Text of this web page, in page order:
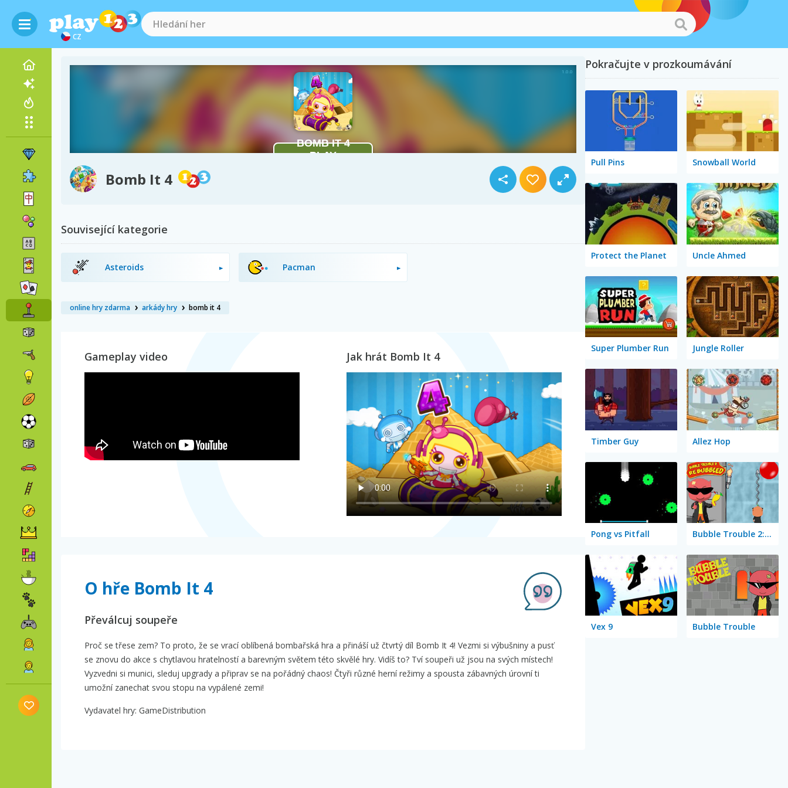
CZ
Bomb It 4
Související kategorie
Asteroids Pacman
online hry zdarma arkády hry bomb it 4
Gameplay video Jak hrát Bomb It 4
O hře Bomb It 4
Převálcuj soupeře
Proč se třese zem? To proto, že se vrací oblíbená bombařská hra a přináší už čtvrtý díl Bomb It 4! Vezmi si výbušniny a pusť
se znovu do akce s chytlavou hratelností a barevným světem této skvělé hry. Vidíš to? Tví soupeři už jsou na svých místech!
Vyzvedni si munici, sleduj upgrady a připrav se na pořádný chaos! Čtyři různé herní režimy a spousta zábavných úrovní ti
umožní zanechat svou stopu na vypálené zemi!
Vydavatel hry: GameDistribution
Pokračujte v prozkoumávání
Pull Pins Snowball World
Protect the Planet Uncle Ahmed
Super Plumber Run Jungle Roller
Timber Guy Allez Hop
Pong vs Pitfall Bubble Trouble 2: Rebubbled
Vex 9 Bubble Trouble